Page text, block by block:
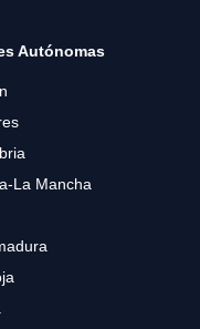
Autónomas
La Mancha